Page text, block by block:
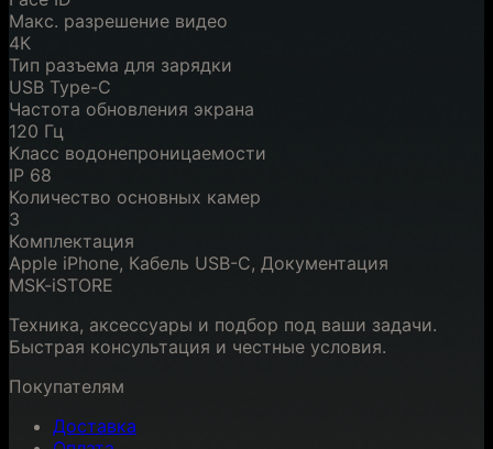
Макс. разрешение видео
4К
Тип разъема для зарядки
USB Type-C
Частота обновления экрана
120 Гц
Класс водонепроницаемости
IP 68
Количество основных камер
3
Комплектация
Apple iPhone, Кабель USB-C, Документация
MSK-iSTORE
Техника, аксессуары и подбор под ваши задачи.
Быстрая консультация и честные условия.
Покупателям
Доставка